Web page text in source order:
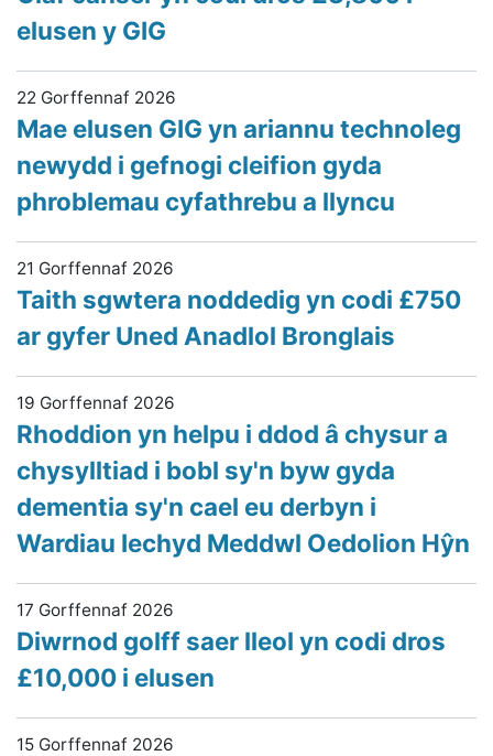
elusen y GIG
22 Gorffennaf 2026
Mae elusen GIG yn ariannu technoleg
newydd i gefnogi cleifion gyda
phroblemau cyfathrebu a llyncu
21 Gorffennaf 2026
Taith sgwtera noddedig yn codi £750
ar gyfer Uned Anadlol Bronglais
19 Gorffennaf 2026
Rhoddion yn helpu i ddod â chysur a
chysylltiad i bobl sy'n byw gyda
dementia sy'n cael eu derbyn i
Wardiau Iechyd Meddwl Oedolion Hŷn
17 Gorffennaf 2026
Diwrnod golff saer lleol yn codi dros
£10,000 i elusen
15 Gorffennaf 2026